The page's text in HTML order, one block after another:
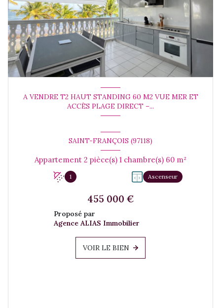
A VENDRE T2 HAUT STANDING 60 M2 VUE MER ET
ACCÈS PLAGE DIRECT –...
SAINT-FRANÇOIS (97118)
Appartement 2 pièce(s) 1 chambre(s) 60 m²
1 Ascenseur
455 000 €
Proposé par
Agence ALIAS Immobilier
VOIR LE BIEN